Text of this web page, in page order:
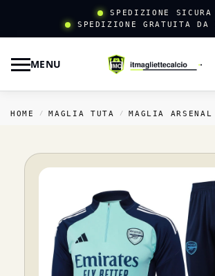
SPEDIZIONE SICURA
SPEDIZIONE GRATUITA
MENU
HOME / MAGLIA TUTA / MAGLIA